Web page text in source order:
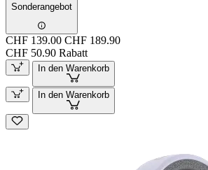
Sonderangebot
CHF 139.00 CHF 189.90
CHF 50.90 Rabatt
In den Warenkorb
In den Warenkorb